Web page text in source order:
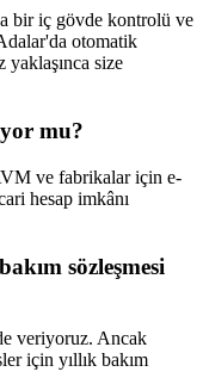
bir iç gövde kontrolü ve
otomatik
yaklaşınca size
mu?
ve fabrikalar için e-
hesap imkânı
sözleşmesi
veriyoruz. Ancak
için yıllık bakım